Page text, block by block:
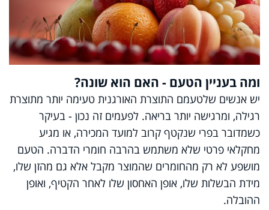
ומה בעניין הטעם - האם הוא שונה?
יש אנשים שלטעמם התוצרת האורגנית טעימה יותר מתוצרת
רגילה, ומרגישה יותר בריאה. לפעמים זה נכון - בעיקר
כשמדובר בפרי שנקטף קרוב למועד המכירה, או מגיע
מחקלאי פרטי שלא משתמש בהרבה חומרי הדברה. הטעם
מושפע לא רק מהחומרים שהמוצר מקבל אלא גם מהזן שלו,
מידת הבשלות שלו, אופן האחסון שלו לאחר הקטיף, ואופן
ההובלה.